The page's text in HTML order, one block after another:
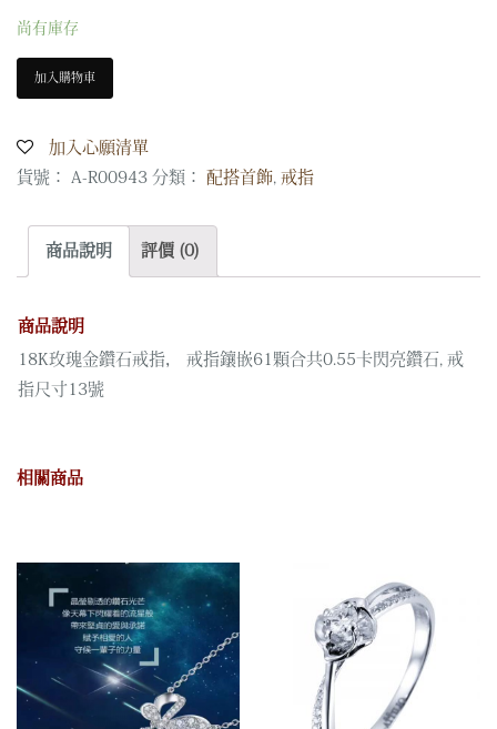
尚有庫存
加入購物車
加入心願清單
貨號： A-R00943 分類： 配搭首飾 戒指
商品說明 評價 (0)
商品說明
18K玫瑰金鑽石戒指， 戒指鑲嵌61顆合共0.55卡閃亮鑽石, 戒
指尺寸13號
相關商品